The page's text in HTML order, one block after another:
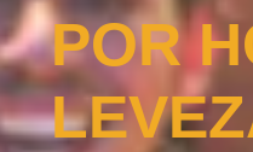
POR